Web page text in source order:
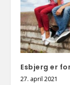
Esbjerg er
27. april 2021